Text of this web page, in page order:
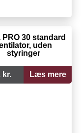
PRO 30 standard
uden
styringer
kr. Læs mere